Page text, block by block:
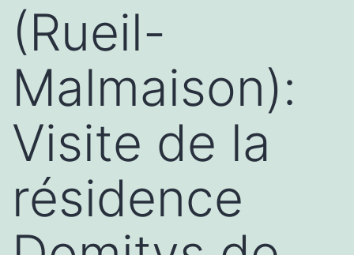
(Rueil-
Malmaison):
Visite de la
résidence